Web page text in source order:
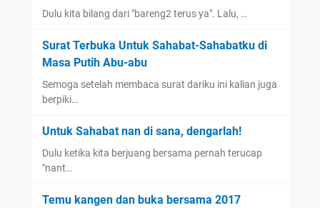
Dulu kita bilang dari "bareng2 terus ya". Lalu, …
Surat Terbuka Untuk Sahabat-Sahabatku di
Masa Putih Abu-abu
Semoga setelah membaca surat dariku ini kalian juga
berpiki…
Untuk Sahabat nan di sana, dengarlah!
Dulu ketika kita berjuang bersama pernah terucap
"nant…
Temu kangen dan buka bersama 2017